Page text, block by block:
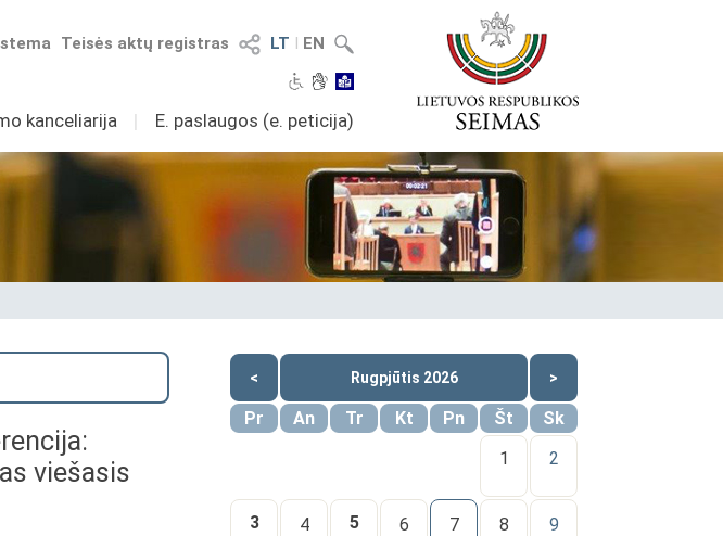
LT I EN
Teisės aktų registras
kanceliarija I E. paslaugos (e. peticija)
< Rugpjūtis 2026 >
Pr An Tr Kt Pn Št
Sk
1
2
3 4 5 6 7 8 9
viešasis